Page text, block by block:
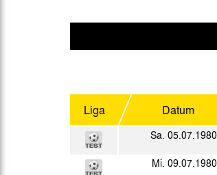
Liga Datum
Sa. 05.07.1980
Mi. 09.07.1980